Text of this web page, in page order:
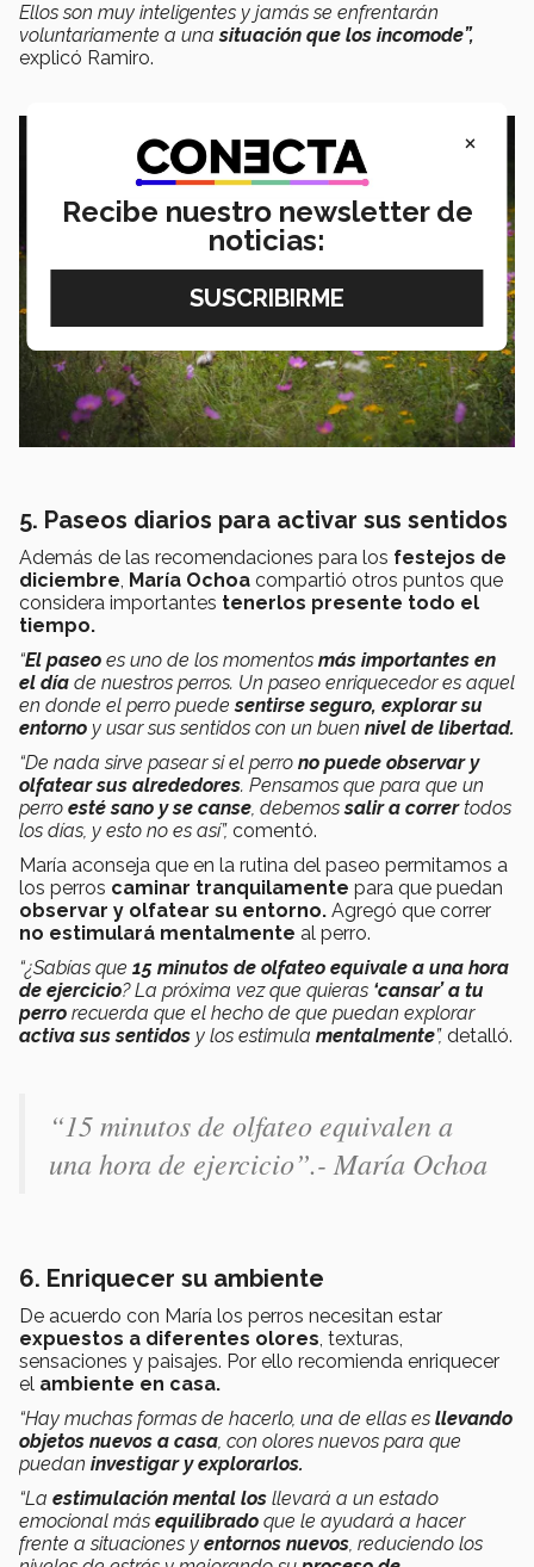
Ellos son muy inteligentes y jamás se enfrentarán
voluntariamente a unasituación que los incomode”,
explicó Ramiro.
5. Paseos diarios para activar sus sentidos
Además de las recomendaciones para los festejos de
diciembre María Ochoa compartió otros puntos que
considera importantes tenerlos presente todo el
tiempo.
“El paseo es uno de los momentos más importantes en
el día de nuestros perros. Un paseo enriquecedor es aquel
en donde el perro puedesentirse seguro, explorar su
entorno y usar sus sentidos con un buen nivel de libertad.
“De nada sirve pasear si el perro no puede observar y
olfatear sus alrededores. Pensamos que para que un
perro esté sano y se canse , debemossalir a corrertodos
los días, y esto no es así”, comentó.
María aconseja que en la rutina del paseo permitamos a
los perros caminar tranquilamente para que puedan
observar y olfatear su entorno. Agregó que correr
no estimulará mentalmente al perro.
“¿Sabías que 15 minutos de olfateo equivale a una hora
de ejercicio? La próxima vez que quieras ‘cansar’ a tu
perro recuerda que el hecho de que puedan explorar
activa sus sentidos y los estimula mentalmente”, detalló.
“15 minutos de olfateo equivalen a
una hora de ejercicio”.- María Ochoa
6. Enriquecer su ambiente
De acuerdo con María los perros necesitan estar
expuestos a diferentes olores , texturas,
sensaciones y paisajes. Por ello recomienda enriquecer
el ambiente en casa.
“Hay muchas formas de hacerlo, una de ellas es llevando
objetos nuevos a casa , con olores nuevos para que
puedan investigar y explorarlos.
“La estimulación mental los llevará a un estado
emocional más equilibrado que le ayudará a hacer
frente a situaciones y entornos nuevos , reduciendo los
×
Recibe nuestro newsletter de
noticias: